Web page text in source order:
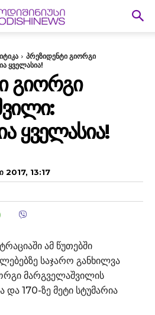
პრეზიდენტი გიორგი
ყველასია!
ᲒᲘᲝᲠᲒᲘ
ᲧᲕᲔᲚᲐᲡᲘᲐ!
2017, 13:17
ამ წუთებში
საჯარო განხილვა
მარგველაშვილის
და 170-ზე მეტი სტუმარია